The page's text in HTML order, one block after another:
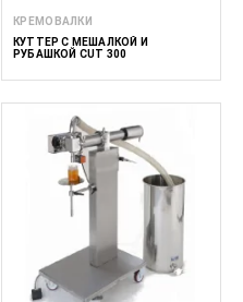
КРЕМОВАЛКИ
КУТТЕР С МЕШАЛКОЙ И
РУБАШКОЙ CUT 300